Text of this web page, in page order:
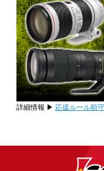
詳細情報 ▶ 応援ルール順